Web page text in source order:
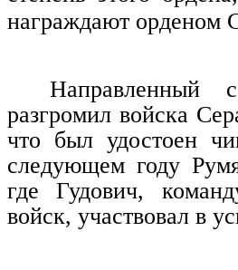
награждают орденом
разгромил войска
что был удостоен
следующем году
где Гудович,
войск, участвовал в